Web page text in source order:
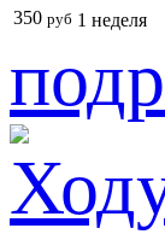
350 руб 1 неделя